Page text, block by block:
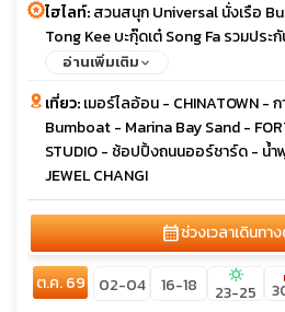
ไฮไลท์:สวนสนุก Universal นั่งเรือ
Tong Kee บะกุ๊ดเต๋ Song Fa รวมประ
อ่านเพิ่มเติม
เที่ยว:เมอร์ไลอ้อน - CHINATOWN -
Bumboat - Marina Bay Sand -
STUDIO - ช้อปปิ้งถนนออร์ชาร์ด - น้
JEWEL CHANGI
calendar_monthช่วงเวลาเดินทาง
ต.ค. 69 02-04 16-18 sunny
23-25